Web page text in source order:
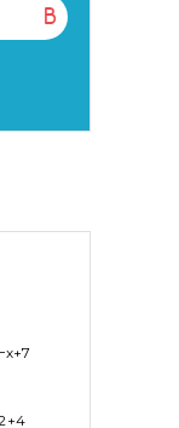
B
−x+7
+4